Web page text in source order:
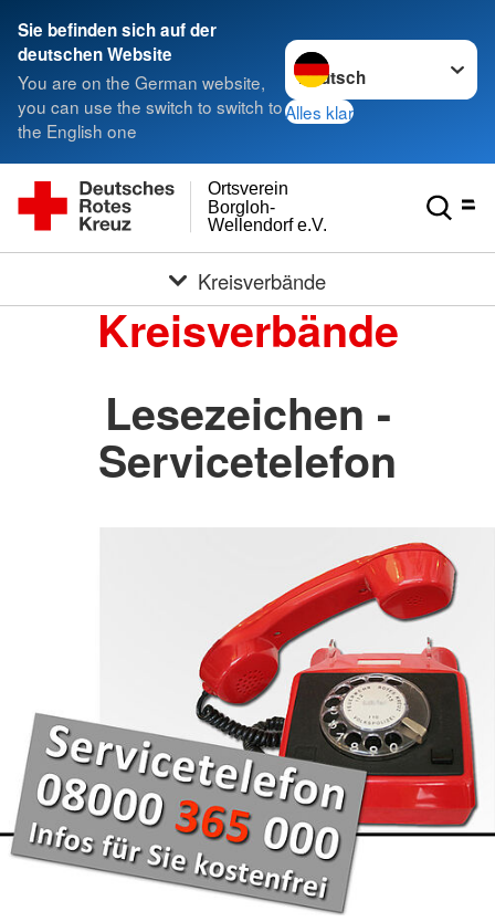
Sie befinden sich auf der
deutschen Website
You are on the German website,
you can use the switch to switch to
the English one
Sprache wechseln zu
Alles klar
Wellendorf e.V.
Borgloh-
Ortsverein
Kreisverbände
Kreisverbände
Lesezeichen -
Servicetelefon